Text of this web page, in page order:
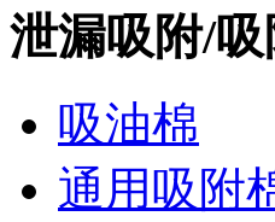
泄漏吸附/
吸油棉
通用吸附